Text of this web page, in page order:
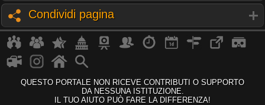
Condividi pagina
QUESTO PORTALE NON RICEVE CONTRIBUTI O SUPPORTO
DA NESSUNA ISTITUZIONE.
IL TUO AIUTO PUÒ FARE LA DIFFERENZA!